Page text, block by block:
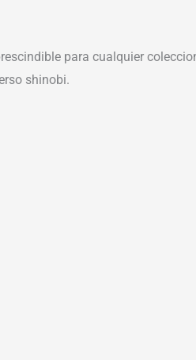
para cualquier
shinobi.